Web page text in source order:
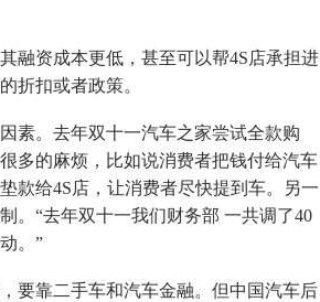
资成本更低，甚至可以帮4S店承担进
折扣或者政策。
。去年双十一汽车之家尝试全款购
多的麻烦，比如说消费者把钱付给汽车
款给4S店，让消费者尽快提到车。另一
。“去年双十一我们财务部 一共调了40
。”
靠二手车和汽车金融。但中国汽车后